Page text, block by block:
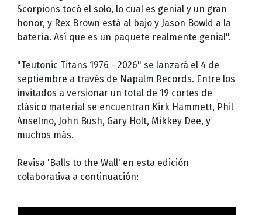
Scorpions tocó el solo, lo cual es genial y un gran
honor, y Rex Brown está al bajo y Jason Bowld a la
batería. Así que es un paquete realmente genial".
"Teutonic Titans 1976 - 2026" se lanzará el 4 de
septiembre a través de Napalm Records. Entre los
invitados a versionar un total de 19 cortes de
clásico material se encuentran Kirk Hammett, Phil
Anselmo, John Bush, Gary Holt, Mikkey Dee, y
muchos más.
Revisa 'Balls to the Wall' en esta edición
colaborativa a continuación: